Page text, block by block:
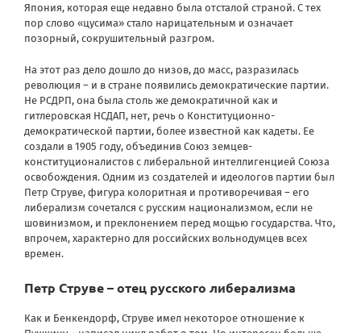
Япония, которая еще недавно была отсталой страной. С тех
пор слово «цусима» стало нарицательным и означает
позорный, сокрушительный разгром.
На этот раз дело дошло до низов, до масс, разразилась
революция – и в стране появились демократические партии.
Не РСДРП, она была столь же демократичной как и
гитлеровская НСДАП, нет, речь о Конституционно-
демократической партии, более известной как кадеты. Ее
создали в 1905 году, объединив Союз земцев-
конституционалистов с либеральной интеллигенцией Союза
освобождения. Одним из создателей и идеологов партии был
Петр Струве, фигура колоритная и противоречивая – его
либерализм сочетался с русским национализмом, если не
шовинизмом, и преклонением перед мощью государства. Что,
впрочем, характерно для российских вольнодумцев всех
времен.
Петр Струве – отец русского либерализма
Как и Бенкендорф, Струве имел некоторое отношение к